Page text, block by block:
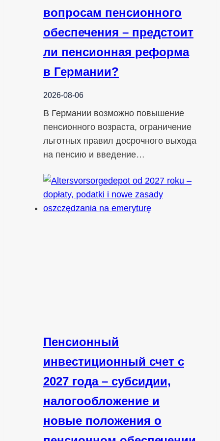
вопросам пенсионного
обеспечения – предстоит
ли пенсионная реформа
в Германии?
2026-08-06
В Германии возможно повышение
пенсионного возраста, ограничение
льготных правил досрочного выхода
на пенсию и введение…
Пенсионный
инвестиционный счет с
2027 года – субсидии,
налогообложение и
новые положения о